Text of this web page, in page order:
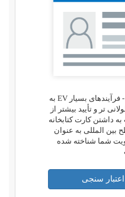
به EV مانند گرفتن گذرنامه فکر کنید - فرآیندهای بسیار
تر و تأیید بیشتر از
داشتن کارت کتابخانه
بین المللی به عنوان
شما شناخته شده
سنجی